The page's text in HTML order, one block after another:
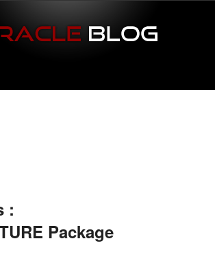
:
Package